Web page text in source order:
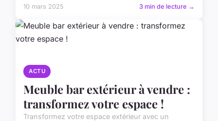
10 mars 2025 3 min de lecture →
ACTU
Meuble bar extérieur à vendre :
transformez votre espace !
Transformez votre espace extérieur avec un